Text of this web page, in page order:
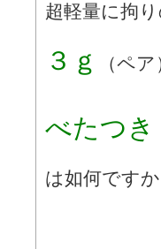
超軽量に拘
３ ｇ （ペ
べたつき
は如何ですか